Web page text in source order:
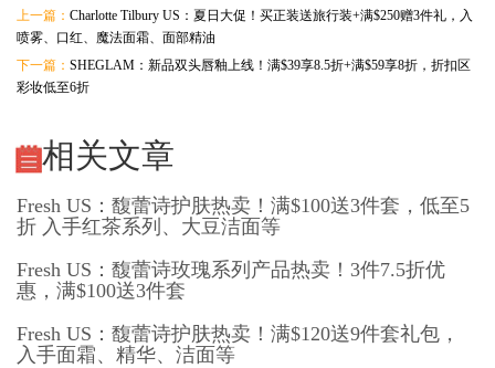
上一篇： Charlotte Tilbury US：夏日大促！买正装送旅行装+满$250赠3件礼，入
喷雾、口红、魔法面霜、面部精油
下一篇： SHEGLAM：新品双头唇釉上线！满$39享8.5折+满$59享8折，折扣区
彩妆低至6折
相关文章
Fresh US：馥蕾诗护肤热卖！满$100送3件套，低至5
折 入手红茶系列、大豆洁面等
Fresh US：馥蕾诗玫瑰系列产品热卖！3件7.5折优
惠，满$100送3件套
Fresh US：馥蕾诗护肤热卖！满$120送9件套礼包，
入手面霜、精华、洁面等